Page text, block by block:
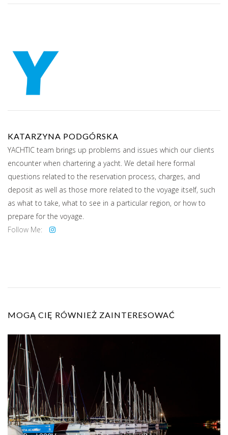
KATARZYNA PODGÓRSKA
YACHTIC team brings up problems and issues which our clients
encounter when chartering a yacht. We detail here formal
questions related to the reservation process, charges, and
deposit as well as those more related to the voyage itself, such
as what to take, what to see in a particular region, or how to
prepare for the voyage.
Follow Me:
MOGĄ CIĘ RÓWNIEŻ ZAINTERESOWAĆ